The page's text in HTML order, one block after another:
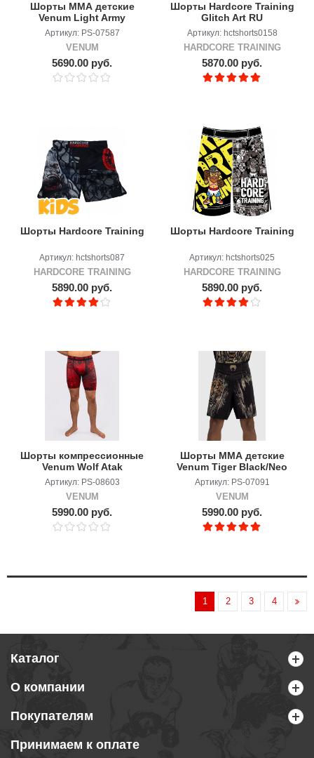
Шорты ММА детские
Venum Light Army
Green/Orange
Артикул: PS-07587
VENUM
5690.00 руб.
Шорты Hardcore Training
Glitch Art RU
Артикул: hctshorts0158
HARDCORE TRAINING
5870.00 руб.
Шорты Hardcore Training
Артикул: hctshorts087
HARDCORE TRAINING
5890.00 руб.
Шорты Hardcore Training
Артикул: hctshorts025
HARDCORE TRAINING
5890.00 руб.
Шорты компрессионные
Venum Wolf Atak
Black/Red
Артикул: PS-08603
VENUM
5990.00 руб.
Шорты ММА детские
Venum Tiger Black/Neo
Orange
Артикул: PS-07091
VENUM
5990.00 руб.
1 2 3 4
Каталог
О компании
Покупателям
Принимаем к оплате